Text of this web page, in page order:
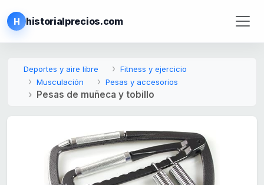
H historialprecios.com
Deportes y aire libre
Fitness y ejercicio
Musculación
Pesas y accesorios
Pesas de muñeca y tobillo